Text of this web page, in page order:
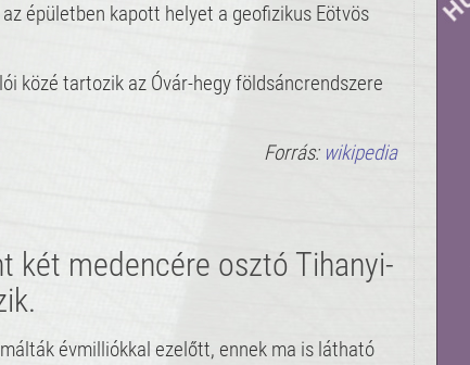
épületben kapott helyet a geofizikus Eötvös
közé tartozik az Óvár-hegy földsáncrendszere
Forrás: wikipedia
két medencére osztó Tihanyi-
évmilliókkal ezelőtt, ennek ma is látható